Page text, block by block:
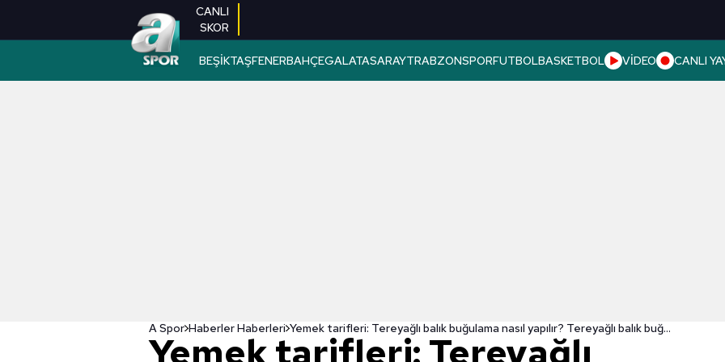
CANLI
SKOR
BEŞİKTAŞFENERBAHÇEGALATASARAYTRABZONSPORFUTBOLBASKETBOL VİDEO CANLI
A Spor Haberler Haberleri Yemek tarifleri: Tereyağlı balık buğulama nasıl yapılır? Tereyağlı balık buğulama malzemeleri...
Yemek tarifleri: Tereyağlı